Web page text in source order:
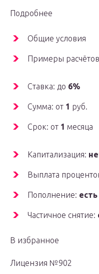
Подробнее
Общие условия
Примеры расчётов
Ставка: до 6%
Сумма: от 1 руб.
Срок: от 1 месяца
Капитализация:
Выплата
Пополнение: есть
Частичное снятие:
В избранное
Лицензия №902